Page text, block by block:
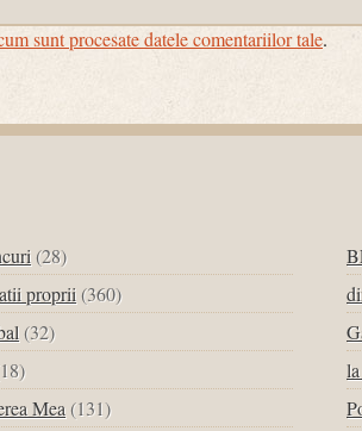
sunt procesate datele comentariilor tale.
(28)
proprii (360)
(32)
Mea (131)